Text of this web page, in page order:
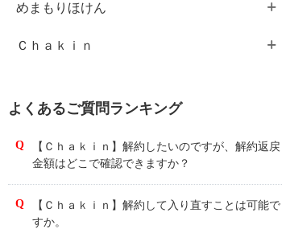
めまもりほけん
Ｃｈａｋｉｎ
よくあるご質問ランキング
【Ｃｈａｋｉｎ】解約したいのですが、解約返戻
金額はどこで確認できますか？
【Ｃｈａｋｉｎ】解約して入り直すことは可能で
すか。